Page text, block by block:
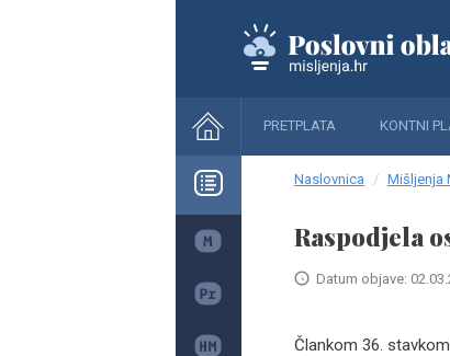
PRETPLATA KONTNI
Naslovnica Mišljenja
Raspodjela
Datum objave:
​Člankom 36.